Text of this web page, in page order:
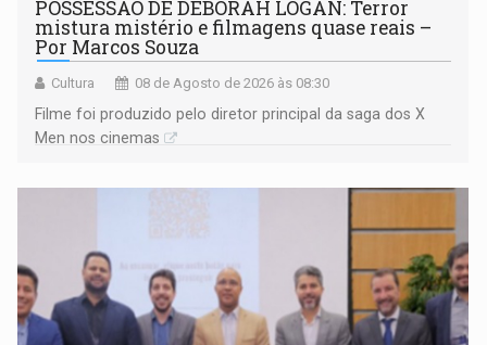
POSSESSÃO DE DEBORAH LOGAN: Terror
mistura mistério e filmagens quase reais –
Por Marcos Souza
Cultura 08 de Agosto de 2026 às 08:30
Filme foi produzido pelo diretor principal da saga dos X
Men nos cinemas